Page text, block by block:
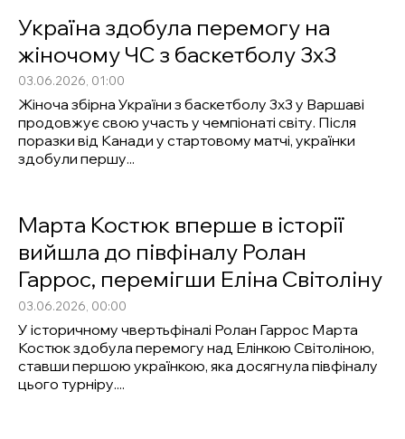
Україна здобула перемогу на
жіночому ЧС з баскетболу 3х3
03.06.2026, 01:00
Жіноча збірна України з баскетболу 3х3 у Варшаві
продовжує свою участь у чемпіонаті світу. Після
поразки від Канади у стартовому матчі, українки
здобули першу...
Марта Костюк вперше в історії
вийшла до півфіналу Ролан
Гаррос, перемігши Еліна Світоліну
03.06.2026, 00:00
У історичному чвертьфіналі Ролан Гаррос Марта
Костюк здобула перемогу над Елінкою Світоліною,
ставши першою українкою, яка досягнула півфіналу
цього турніру....